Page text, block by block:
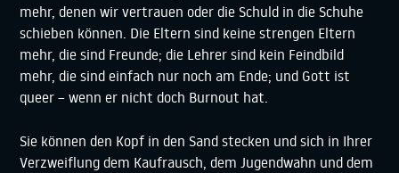
mehr, denen wir vertrauen oder die Schuld in die Schuhe
schieben können. Die Eltern sind keine strengen Eltern
mehr, die sind Freunde; die Lehrer sind kein Feindbild
mehr, die sind einfach nur noch am Ende; und Gott ist
queer – wenn er nicht doch Burnout hat.
Sie können den Kopf in den Sand stecken und sich in Ihrer
Verzweiflung dem Kaufrausch, dem Jugendwahn und dem